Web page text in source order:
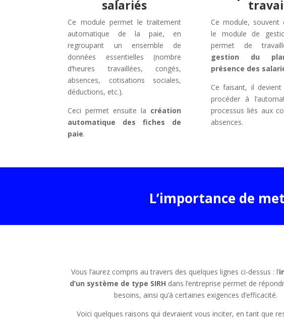
salariés
Ce module permet le traitement
automatique de la paie, en
regroupant un ensemble de
données essentielles (nombre
d’heures travaillées, congés,
absences, cotisations sociales,
déductions, etc.).
Ceci permet ensuite la création
automatique des fiches de
paie.
Ce module, souvent
le module de
permet de
gestion du
présence des
Ce faisant, il
procéder à
processus liés aux
absences.
L’importance de
Vous l’aurez compris au travers des quelques lignes ci-dessus : l’
d’un système de type SIRH dans l’entreprise permet de
besoins, ainsi qu’à certaines exigences d’efficacité.
Voici quelques raisons qui devraient vous inciter, en tant que